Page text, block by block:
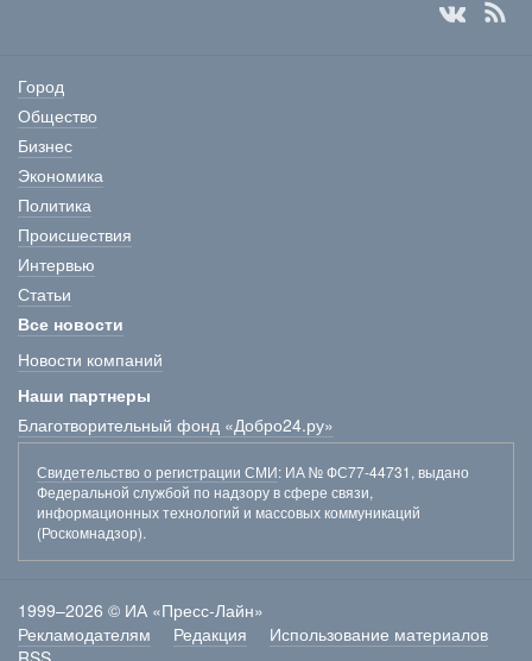
Город
Общество
Бизнес
Экономика
Политика
Происшествия
Интервью
Статьи
Все новости
Новости компаний
Наши партнеры
Благотворительный фонд «Добро24.ру»
Свидетельство о регистрации СМИ: ИА № ФС77-44731, выдано
Федеральной службой по надзору в сфере связи,
информационных технологий и массовых коммуникаций
(Роскомнадзор).
1999–2026 © ИА «Пресс-Лайн»
Рекламодателям
Редакция
Использование материалов